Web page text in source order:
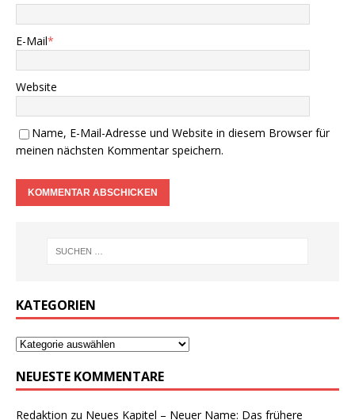
E-Mail*
Website
Name, E-Mail-Adresse und Website in diesem Browser für
meinen nächsten Kommentar speichern.
KATEGORIEN
NEUESTE KOMMENTARE
Redaktion zu Neues Kapitel – Neuer Name: Das frühere